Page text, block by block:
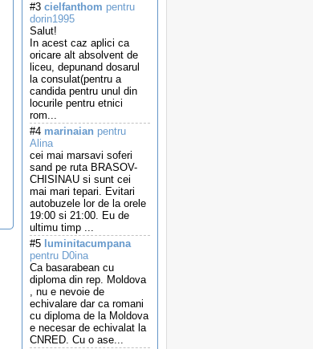
#3 cielfanthom pentru
dorin1995
Salut!
In acest caz aplici ca
oricare alt absolvent de
liceu, depunand dosarul
la consulat(pentru a
candida pentru unul din
locurile pentru etnici
rom...
#4 marinaian pentru
Alina
cei mai marsavi soferi
sand pe ruta BRASOV-
CHISINAU si sunt cei
mai mari tepari. Evitari
autobuzele lor de la orele
19:00 si 21:00. Eu de
ultimu timp ...
#5 luminitacumpana
pentru D0ina
Ca basarabean cu
diploma din rep. Moldova
, nu e nevoie de
echivalare dar ca romani
cu diploma de la Moldova
e necesar de echivalat la
CNRED. Cu o ase...